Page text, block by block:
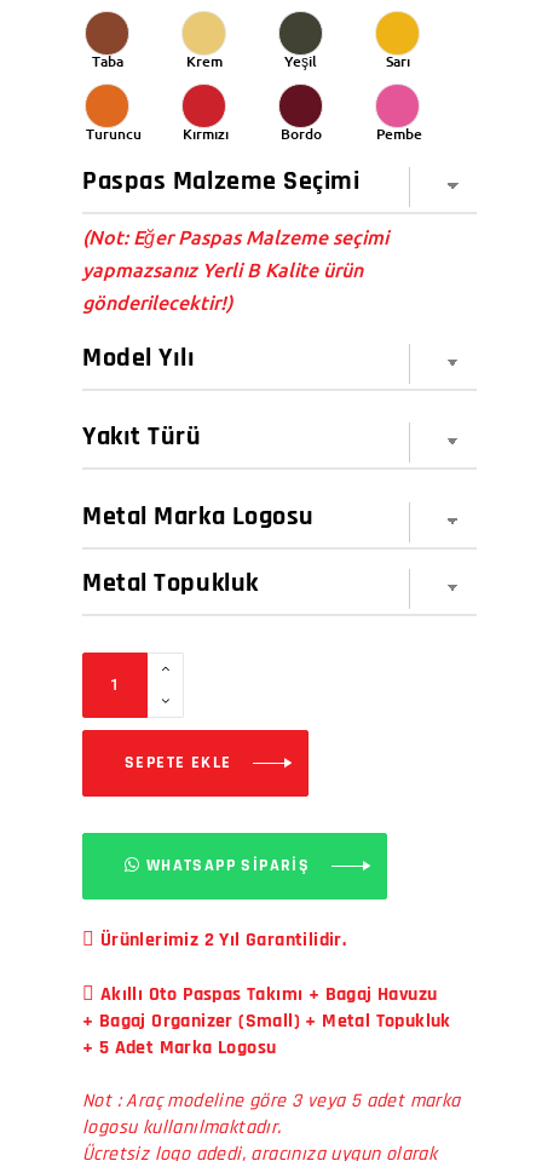
Taba Krem Yeşil Sarı
Turuncu Kırmızı Bordo Pembe
(Not: Eğer Paspas Malzeme seçimi
yapmazsanız Yerli B Kalite ürün
gönderilecektir!)
SEPETE EKLE
WHATSAPP SİPARİŞ
Ürünlerimiz 2 Yıl Garantilidir.
Akıllı Oto Paspas Takımı + Bagaj Havuzu
+ Bagaj Organizer (Small) + Metal Topukluk
+ 5 Adet Marka Logosu
Not : Araç modeline göre 3 veya 5 adet marka
logosu kullanılmaktadır.
Ücretsiz logo adedi, aracınıza uygun olarak